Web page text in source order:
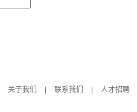
关于我们
联系我们 人才招聘